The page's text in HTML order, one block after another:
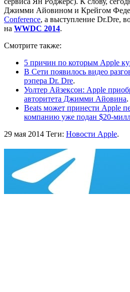
Джимми Айовином и Крейгом
Conference, а выступление Dr.Dre,
на WWDC 2014.
Смотрите также:
5 причин по которым Apple
В Сети появилось видео
рэпера Dr. Dre.
Уолтер Айзексон: Apple
авторитета Джимми Айовина.
Beats может принести Apple
компанию уже подан $20-
29 мая 2014 Теги: Новости Apple.